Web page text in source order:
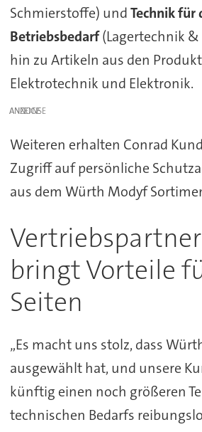
Schmierstoffe) undTechnik für
Betriebsbedarf(Lagertechnik
hin zu Artikeln aus den
Elektrotechnik und Elektronik.
ANZEIGE
Weiteren erhalten Conrad
Zugriff auf persönliche
aus dem Würth Modyf
bringt Vorteile
Seiten
„Es macht uns stolz, dass
ausgewählt hat, und unsere
künftig einen noch größeren
technischen Bedarfs